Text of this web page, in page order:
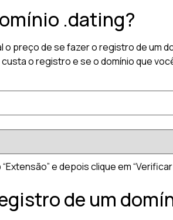
.dating?
preço de se fazer o registro de um
o registro e se o domínio que
e depois clique em
de um